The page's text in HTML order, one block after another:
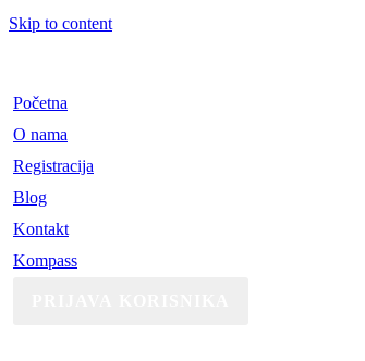
Skip to content
Početna
O nama
Registracija
Blog
Kontakt
Kompass